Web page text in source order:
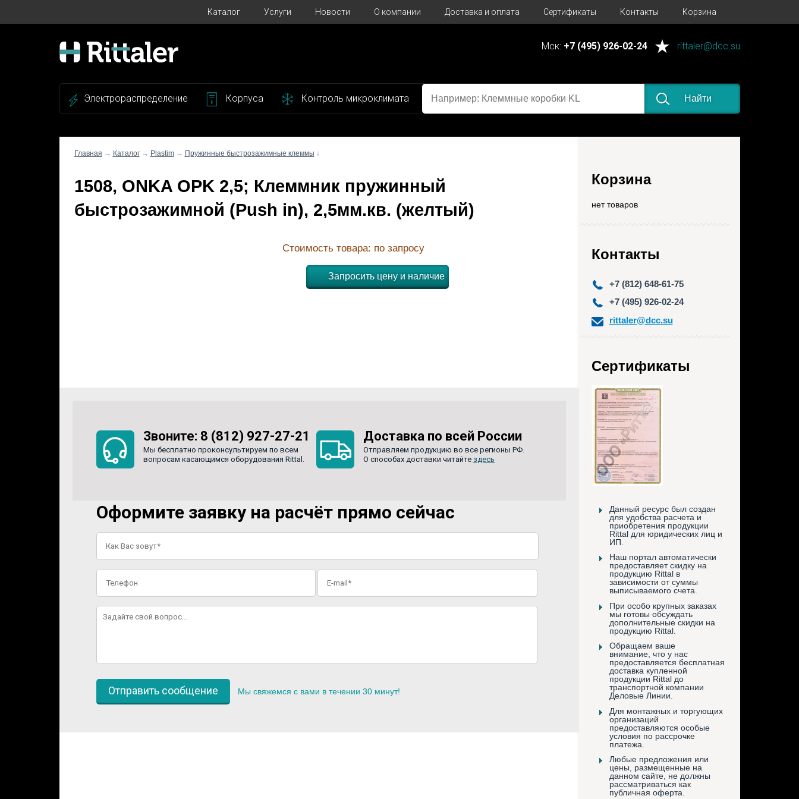
Каталог Услуги Новости О компании Доставка и оплата Сертификаты Контакты Корзина
Мск: +7 (495) 926-02-24 rittaler@dcc.su
Электрораспределение Корпуса Контроль микроклимата Найти
Корзина
нет товаров
Контакты
+7 (812) 648-61-75
+7 (495) 926-02-24
rittaler@dcc.su
Сертификаты
Данный ресурс был создан
для удобства расчета и
приобретения продукции
Rittal для юридических лиц и
ИП.
Наш портал автоматически
предоставляет скидку на
продукцию Rittal в
зависимости от суммы
выписываемого счета.
При особо крупных заказах
мы готовы обсуждать
дополнительные скидки на
продукцию Rittal.
Обращаем ваше
внимание, что у нас
предоставляется бесплатная
доставка купленной
продукции Rittal до
транспортной компании
Деловые Линии.
Для монтажных и торгующих
организаций
предоставляются особые
условия по рассрочке
платежа.
Любые предложения или
цены, размещенные на
данном сайте, не должны
рассматриваться как
публичная оферта.
Главная → Каталог→ Plastim→ Пружинные быстрозажимные клеммы ↓
1508, ONKA OPK 2,5; Клеммник пружинный
быстрозажимной (Push in), 2,5мм.кв. (желтый)
Стоимость товара: по запросу
Запросить цену и наличие
Звоните: 8 (812) 927-27-21
Мы бесплатно проконсультируем по всем
вопросам касающимся оборудования Rittal.
Доставка по всей России
Отправляем продукцию во все регионы РФ.
О способах доставки читайте здесь
Оформите заявку на расчёт прямо сейчас
Мы свяжемся с вами в течении 30 минут!